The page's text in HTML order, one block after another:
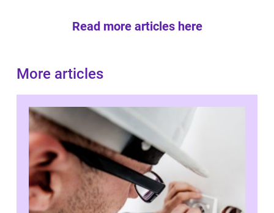
Read more articles here
More articles